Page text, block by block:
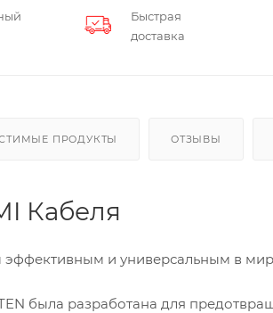
Быстрая
доставка
ПРОДУКТЫ ОТЗЫВЫ
Кабеля
эффективным и универсальным в
была разработана для